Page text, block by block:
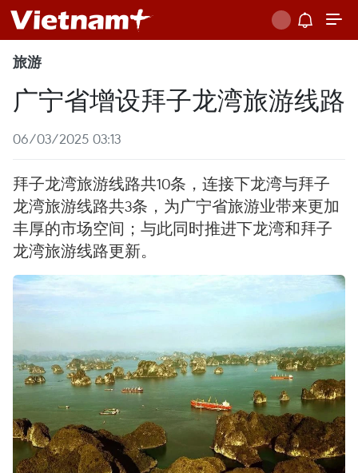
旅游
广宁省增设拜子龙湾旅游线路
06/03/2025 03:13
拜子龙湾旅游线路共10条，连接下龙湾与拜子
龙湾旅游线路共3条，为广宁省旅游业带来更加
丰厚的市场空间；与此同时推进下龙湾和拜子
龙湾旅游线路更新。